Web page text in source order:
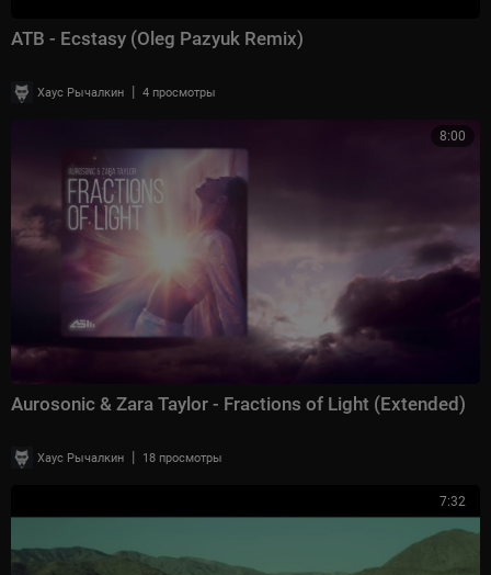
ATB - Ecstasy (Oleg Pazyuk Remix)
Хаус Рычалкин | 4 просмотры
8:00
Aurosonic & Zara Taylor - Fractions of Light (Extended)
Хаус Рычалкин | 18 просмотры
7:32